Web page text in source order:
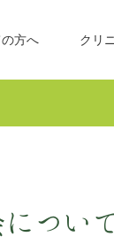
方へ クリ
につい